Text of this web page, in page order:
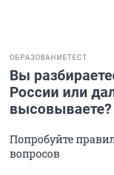
ОБРАЗОВАНИЕТЕСТ
Вы
России или
Попробуйте
вопросов